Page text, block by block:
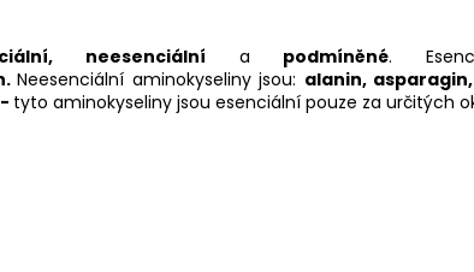
neesenciální a podmíněné.
Neesenciální aminokyseliny jsou: alanin,
tyto aminokyseliny jsou esenciální pouze za určitých